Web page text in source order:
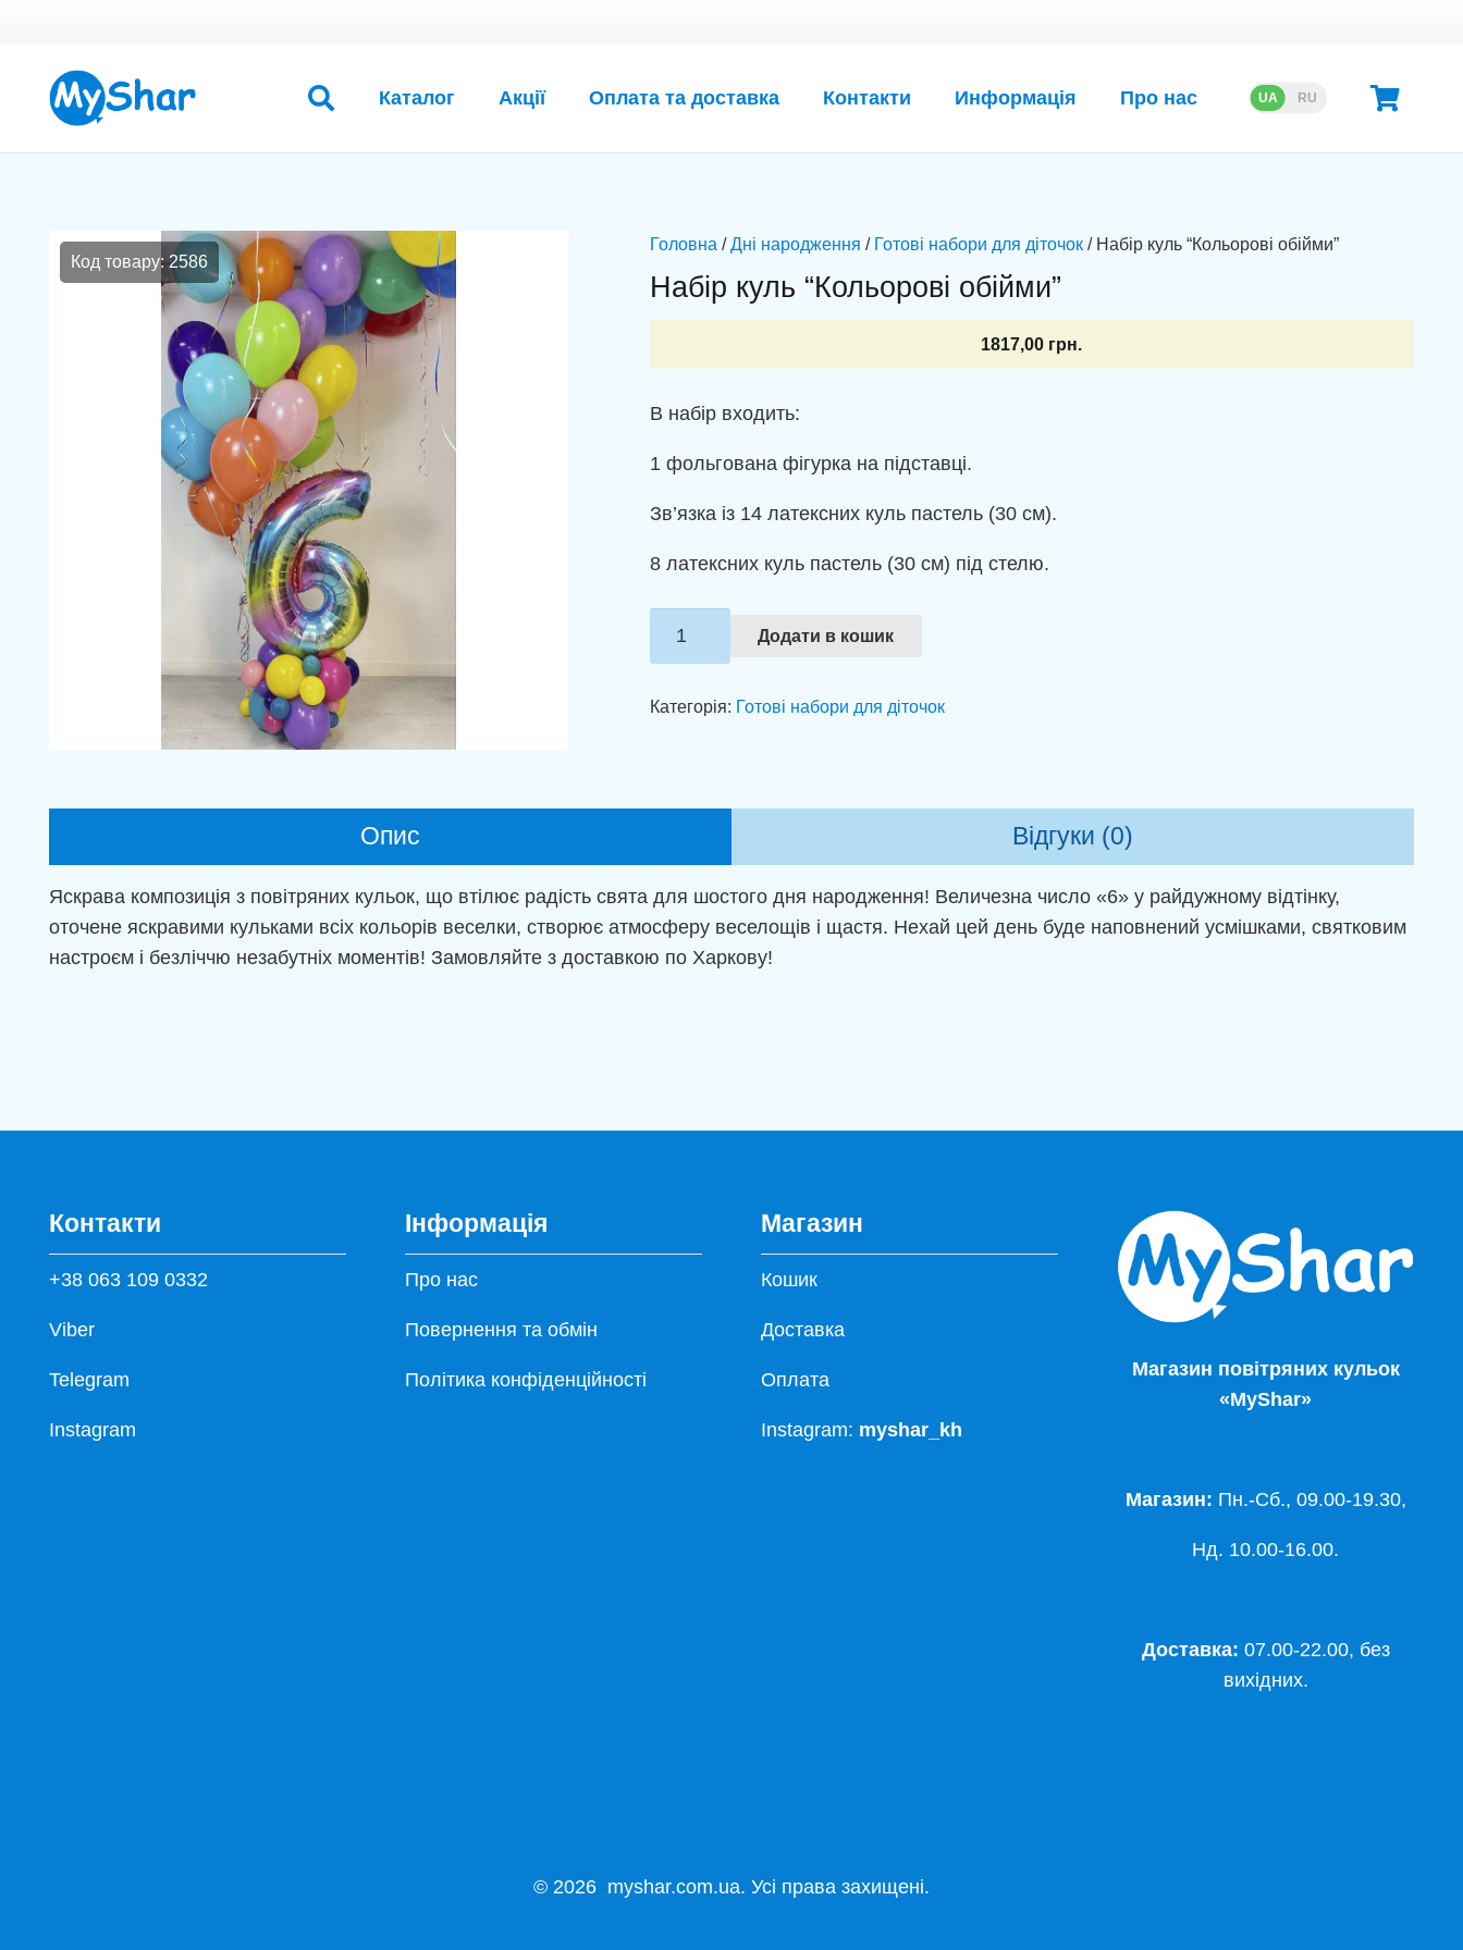
Каталог Акції Оплата та доставка Контакти Информація Про нас UA RU
Код товару: 2586
Головна /Дні народження / Готові набори для діточок/ Набір куль “Кольорові обійми”
Набір куль “Кольорові обійми”
1817,00 грн.
В набір входить:
1 фольгована фігурка на підставці.
Зв’язка із 14 латексних куль пастель (30 см).
8 латексних куль пастель (30 см) під стелю.
обійми"
Додати в кошик
Категорія: Готові набори для діточок
Опис Відгуки (0)
Яскрава композиція з повітряних кульок, що втілює радість свята для шостого дня народження! Величезна число «6» у райдужному відтінку,
оточене яскравими кульками всіх кольорів веселки, створює атмосферу веселощів і щастя. Нехай цей день буде наповнений усмішками, святковим
настроєм і безліччю незабутніх моментів! Замовляйте з доставкою по Харкову!
Контакти
+38 063 109 0332
Viber
Telegram
Instagram
Інформація
Про нас
Повернення та обмін
Політика конфіденційності
Магазин
Кошик
Доставка
Оплата
Instagram: myshar_kh
Магазин повітряних кульок
«MyShar»
Магазин: Пн.-Сб., 09.00-19.30,
Нд. 10.00-16.00.
Доставка: 07.00-22.00, без
вихідних.
© 2026 myshar.com.ua. Усі права захищені.